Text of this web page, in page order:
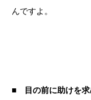
んですよ。
■ 目の前に助けを求